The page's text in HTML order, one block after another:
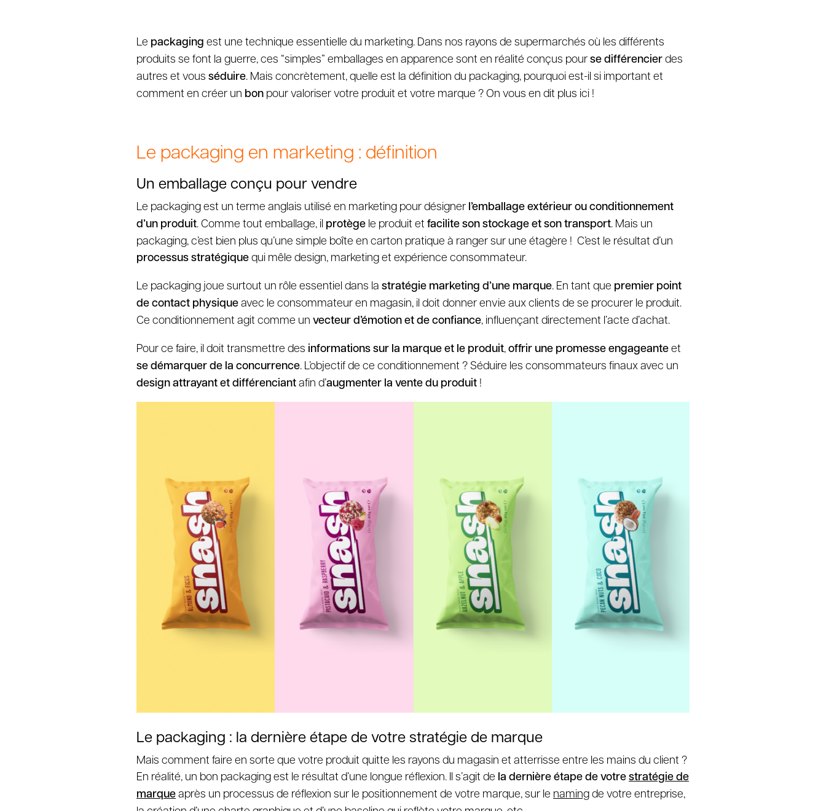
Le packaging est une technique essentielle du marketing. Dans nos rayons de supermarchés où les différents
produits se font la guerre, ces “simples” emballages en apparence sont en réalité conçus pourse différencierdes
autres et vous séduire. Mais concrètement, quelle est la définition du packaging, pourquoi est-il si important et
comment en créer un bon pour valoriser votre produit et votre marque ? On vous en dit plus ici !
Le packaging en marketing : définition
Un emballage conçu pour vendre
Le packaging est un terme anglais utilisé en marketing pour désigner l’emballage extérieur ou conditionnement
d’un produit. Comme tout emballage, il protège le produit et facilite son stockage et son transport. Mais un
packaging, c’est bien plus qu’une simple boîte en carton pratique à ranger sur une étagère ! C’est le résultat d’un
processus stratégiquequi mêle design, marketing et expérience consommateur.
Le packaging joue surtout un rôle essentiel dans la stratégie marketing d’une marque. En tant que premier point
de contact physiqueavec le consommateur en magasin, il doit donner envie aux clients de se procurer le produit.
Ce conditionnement agit comme un vecteur d’émotion et de confiance, influençant directement l’acte d’achat.
Pour ce faire, il doit transmettre des informations sur la marqueet le produit,offrir une promesse engageanteet
se démarquer de la concurrence. L’objectif de ce conditionnement ? Séduire les consommateurs finaux avec un
design attrayant et différenciantafin d’augmenter la vente du produit !
Le packaging : la dernière étape de votre stratégie de marque
Mais comment faire en sorte que votre produit quitte les rayons du magasin et atterrisse entre les mains du client ?
En réalité, un bon packaging est le résultat d’une longue réflexion. Il s’agit de la dernière étape de votrestratégie de
marqueaprès un processus de réflexion sur le positionnement de votre marque, sur le namingde votre entreprise,